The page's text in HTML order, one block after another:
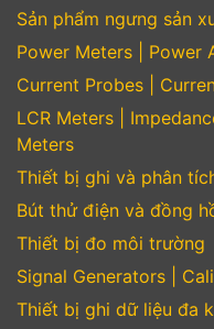
Sản phẩm ngưng sản
Power Meters | Power
Current Probes |
LCR Meters |
Meters
Thiết bị ghi và phân
Bút thử điện và đồng
Thiết bị đo môi trường
Signal Generators |
Thiết bị ghi dữ liệu đa